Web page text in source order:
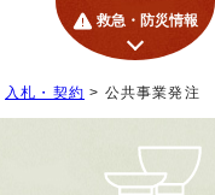
救急・防災情報
入札・契約 > 公共事業発注